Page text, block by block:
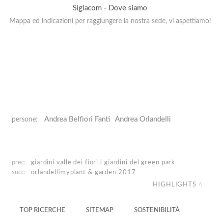
Siglacom - Dove siamo
Mappa ed indicazioni per raggiungere la nostra sede, vi aspettiamo!
persone: Andrea Belfiori Fanti Andrea Orlandelli
prec: giardini valle dei fiori i giardini del green park
succ:
orlandelli myplant & garden 2017
HIGHLIGHTS
TOP RICERCHE SITEMAP SOSTENIBILITÀ